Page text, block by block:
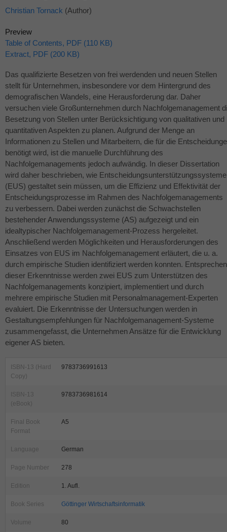
Christian Tornack (Author)
Preview
Table of Contents, PDF (110 KB)
Extract, PDF (200 KB)
Das qualifizierte Besetzen von frei werdenden und neuen Stellen
stellt für Unternehmen, insbesondere vor dem Hintergrund des
demografischen Wandels, eine Herausforderung dar. Daher
versuchen viele Großunternehmen durch Nachfolgemanagement
Besetzung von Stellen unter Berücksichtigung von qualitativen und
quantitativen Aspekten zu planen. Aufgrund der Menge an
Informationen zu Stellen und Mitarbeitern, die für die
benötigt wird, ist die manuelle Durchführung des
Nachfolgemanagements jedoch aufwändig. In dieser Dissertation
wird daher beschrieben, wie Entscheidungsunterstützungssysteme
(EUS) gestaltet sein müssen, um die Effizienz und Effektivität der
Entscheidungsprozesse im Rahmen des Nachfolgemanagements
zu verbessern. Dabei werden zunächst die Schwachstellen
bestehender Anwendungssysteme (AS) aufgezeigt und ein
idealtypischer Nachfolgemanagement-Prozess hergeleitet.
Anschließend werden Möglichkeiten und Herausforderungen des
Einsatzes von EUS im Nachfolgemanagement erläutert, die u. a.
durch empirische Studien identifiziert werden konnten.
dieser Erkenntnisse werden zwei EUS zum Unterstützen des
Nachfolgemanagements konzipiert, implementiert und durch
mehrere empirische Studien mit Personalmanagement-Experten
evaluiert. Die Erkenntnisse der Untersuchungen werden in
Gestaltungsempfehlungen für Nachfolgemanagement-Systeme
zusammengefasst, die Unternehmen Ansätze für die Entwicklung
eigener AS bieten.
ISBN-13 (Hard
Copy)
9783736991613
ISBN-13
(eBook)
9783736981614
Final Book
Format
A5
Language German
Page Number 278
Edition 1. Aufl.
Book Series Göttinger Wirtschaftsinformatik
Volume 80